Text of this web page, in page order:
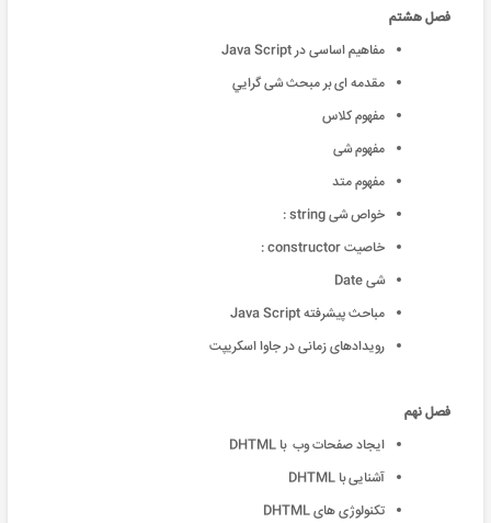
فصل هشتم
مفاهیم اساسی در Java Script
مقدمه ای بر مبحث شی گرايي
مفهوم کلاس
مفهوم شی
مفهوم متد
خواص شی string :
خاصيت constructor :
شی Date
مباحث پیشرفته Java Script
رویدادهای زمانی در جاوا اسکریپت
فصل نهم
ایجاد صفحات وب با DHTML
آشنایی با DHTML
تکنولوژی های DHTML